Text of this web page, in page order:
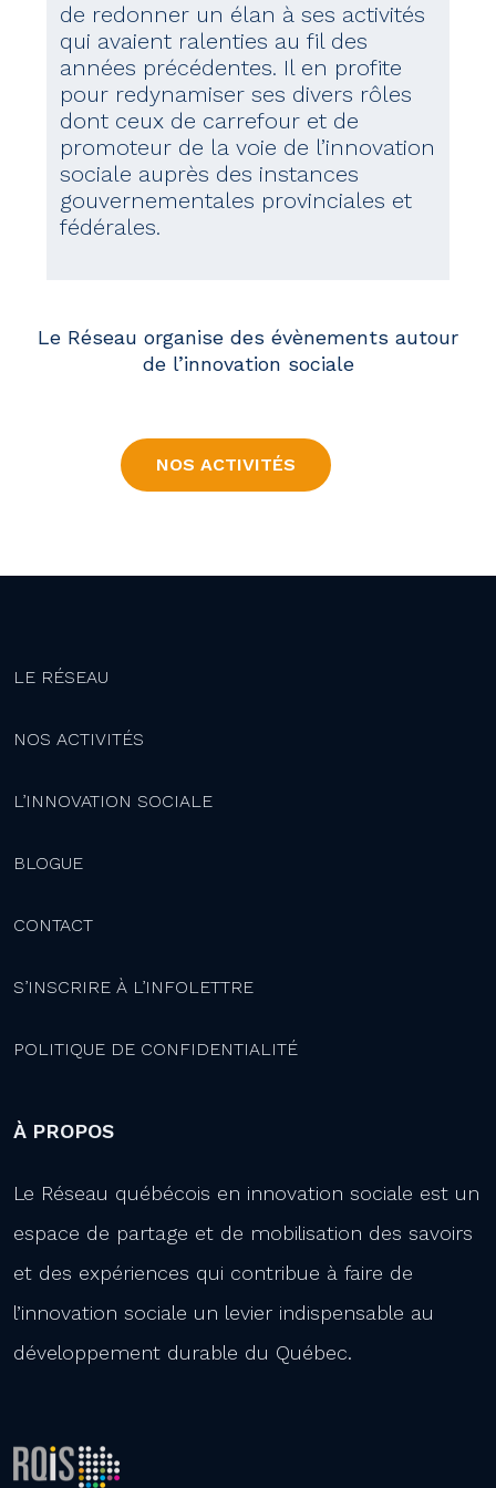
de redonner un élan à ses activités
qui avaient ralenties au fil des
années précédentes. Il en profite
pour redynamiser ses divers rôles
dont ceux de carrefour et de
promoteur de la voie de l’innovation
sociale auprès des instances
gouvernementales provinciales et
fédérales.
Le Réseau organise des évènements autour
de l’innovation sociale
NOS ACTIVITÉS
LE RÉSEAU
NOS ACTIVITÉS
L’INNOVATION SOCIALE
BLOGUE
CONTACT
S’INSCRIRE À L’INFOLETTRE
POLITIQUE DE CONFIDENTIALITÉ
À PROPOS
Le Réseau québécois en innovation sociale est un
espace de partage et de mobilisation des savoirs
et des expériences qui contribue à faire de
l’innovation sociale un levier indispensable au
développement durable du Québec.